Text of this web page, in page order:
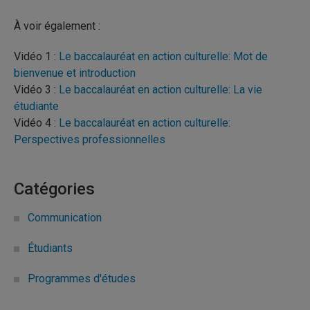
À voir également :
Vidéo 1 : Le baccalauréat en action culturelle: Mot de
bienvenue et introduction
Vidéo 3 : Le baccalauréat en action culturelle: La vie
étudiante
Vidéo 4 : Le baccalauréat en action culturelle:
Perspectives professionnelles
Catégories
Communication
Étudiants
Programmes d'études